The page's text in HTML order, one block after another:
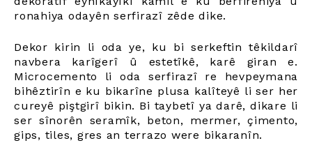
ronahiya odayên serfirazî zêde dike.
Dekor kirin li oda ye, ku bi serkeftin têkildarî
navbera karîgerî û estetîkê, karê giran e.
Microcemento li oda serfirazî re hevpeymana
bihêztirîn e ku bikarîne plusa kalîteyê li ser her
cureyê piştgirî bikin. Bi taybetî ya darê, dikare li
ser sînorên seramîk, beton, mermer, çimento,
gips, tiles, gres an terrazo were bikaranîn.